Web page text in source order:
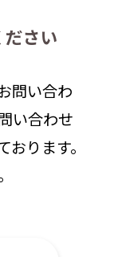
さい
問い合わ
い合わせ
ります。